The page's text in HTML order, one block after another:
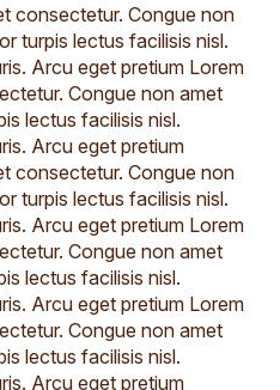
consectetur. Congue non
turpis lectus facilisis nisl.
Arcu eget pretium Lorem
Congue non amet
lectus facilisis nisl.
Arcu eget pretium
consectetur. Congue non
turpis lectus facilisis nisl.
Arcu eget pretium Lorem
Congue non amet
lectus facilisis nisl.
Arcu eget pretium Lorem
Congue non amet
lectus facilisis nisl.
Arcu eget pretium